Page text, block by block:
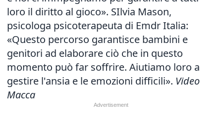
loro il diritto al gioco». SIlvia Mason,
psicologa psicoterapeuta di Emdr Italia:
«Questo percorso garantisce bambini e
genitori ad elaborare ciò che in questo
momento può far soffrire. Aiutiamo loro a
gestire l'ansia e le emozioni difficili». Video
Macca